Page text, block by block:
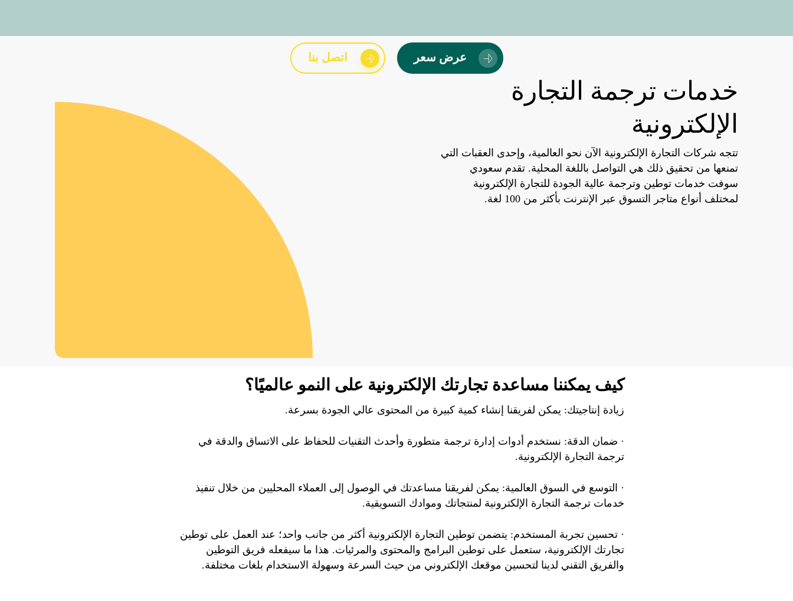
اتصل بنا عرض سعر
خدمات ترجمة التجارة
الإلكترونية
تتجه شركات التجارة الإلكترونية الآن نحو العالمية، وإحدى العقبات التي
تمنعها من تحقيق ذلك هي التواصل باللغة المحلية. تقدم سعودي
سوفت خدمات توطين وترجمة عالية الجودة للتجارة الإلكترونية
لمختلف أنواع متاجر التسوق عبر الإنترنت بأكثر من 100 لغة.
كيف يمكننا مساعدة تجارتك الإلكترونية على النمو عالميًا؟
زيادة إنتاجيتك: يمكن لفريقنا إنشاء كمية كبيرة من المحتوى عالي الجودة بسرعة.
· ضمان الدقة: نستخدم أدوات إدارة ترجمة متطورة وأحدث التقنيات للحفاظ على الاتساق والدقة في
ترجمة التجارة الإلكترونية.
· التوسع في السوق العالمية: يمكن لفريقنا مساعدتك في الوصول إلى العملاء المحليين من خلال تنفيذ
خدمات ترجمة التجارة الإلكترونية لمنتجاتك وموادك التسويقية.
· تحسين تجربة المستخدم: يتضمن توطين التجارة الإلكترونية أكثر من جانب واحد؛ عند العمل على توطين
تجارتك الإلكترونية، ستعمل على توطين البرامج والمحتوى والمرئيات. هذا ما سيفعله فريق التوطين
والفريق التقني لدينا لتحسين موقعك الإلكتروني من حيث السرعة وسهولة الاستخدام بلغات مختلفة.